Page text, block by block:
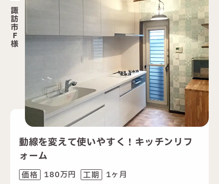
諏
訪
市
F
様
動線を変えて使いやすく！キッチンリフ
ォーム
価格 180万円 工期 1ヶ月